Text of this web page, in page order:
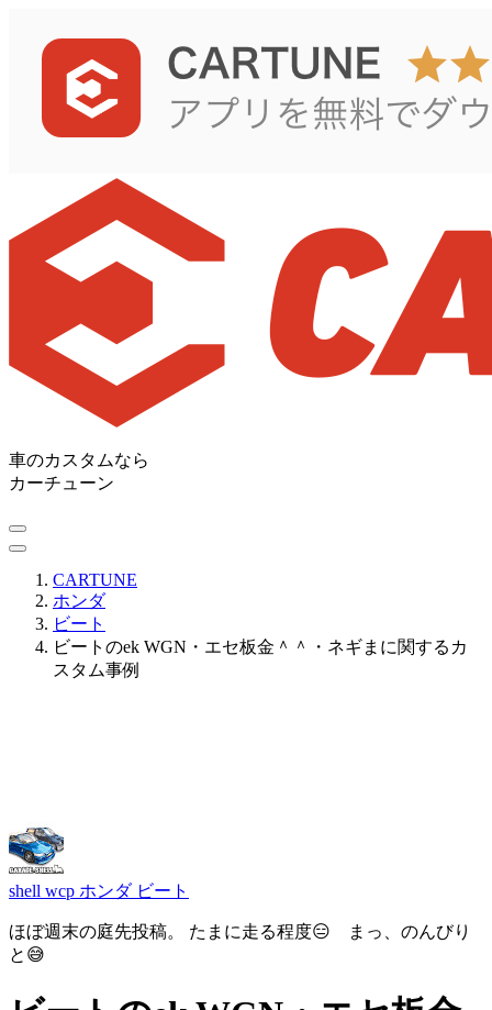
車のカスタムなら
カーチューン
CARTUNE
ホンダ
ビート
ビートのek WGN・エセ板金＾＾・ネギまに関するカ
スタム事例
shell wcp ホンダ ビート
ほぼ週末の庭先投稿。 たまに走る程度😑 まっ、のんびり
と😅